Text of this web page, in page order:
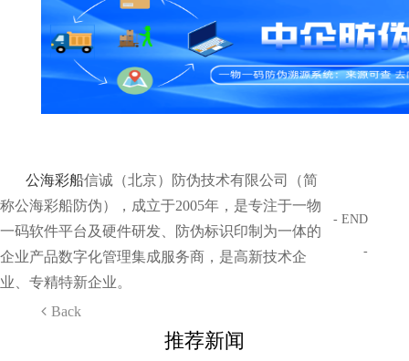
公海彩船信诚（北京）防伪技术有限公司（简
称公海彩船防伪），成立于2005年，是专注于一物
一码软件平台及硬件研发、防伪标识印制为一体的
企业产品数字化管理集成服务商，是高新技术企
业、专精特新企业。
Back
- END
-
推荐新闻